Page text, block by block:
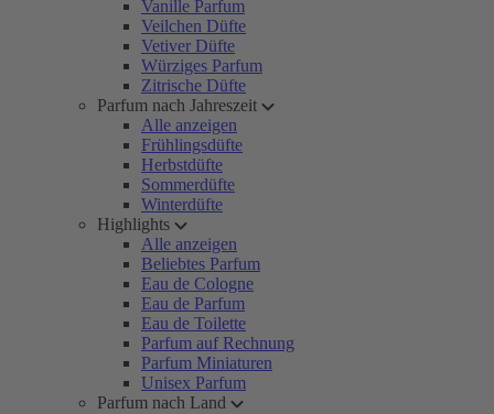
Vanille Parfum
Veilchen Düfte
Vetiver Düfte
Würziges Parfum
Zitrische Düfte
Parfum nach Jahreszeit
Alle anzeigen
Frühlingsdüfte
Herbstdüfte
Sommerdüfte
Winterdüfte
Highlights
Alle anzeigen
Beliebtes Parfum
Eau de Cologne
Eau de Parfum
Eau de Toilette
Parfum auf Rechnung
Parfum Miniaturen
Unisex Parfum
Parfum nach Land